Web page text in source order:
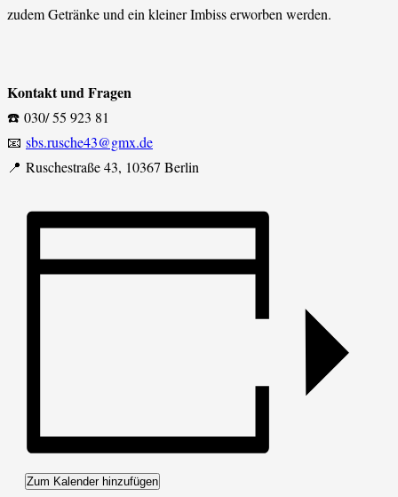
zudem Getränke und ein kleiner Imbiss erworben werden.
Kontakt und Fragen
☎️ 030/ 55 923 81
📧 sbs.rusche43@gmx.de
📍 Ruschestraße 43, 10367 Berlin
Zum Kalender hinzufügen